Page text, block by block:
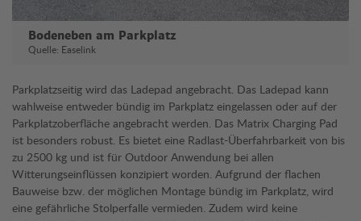
Bodeneben am Parkplatz
Quelle: Easelink
Parkplatzseitig wird das Ladepad angebracht. Das Ladepad kann
wahlweise entweder bündig im Parkplatz eingelassen oder auf der
Parkplatzoberfläche angebracht werden. Das Matrix Charging Pad
ist besonders robust. Es bietet eine Radlast-Überfahrbarkeit von bis
zu 2500 kg und ist für Outdoor Anwendung bei allen
Witterungseinflüssen konzipiert worden. Aufgrund der flachen
Bauweise bzw. der möglichen Montage bündig im Parkplatz, wird
eine gefährliche Stolperfalle vermieden. Zudem wird keine